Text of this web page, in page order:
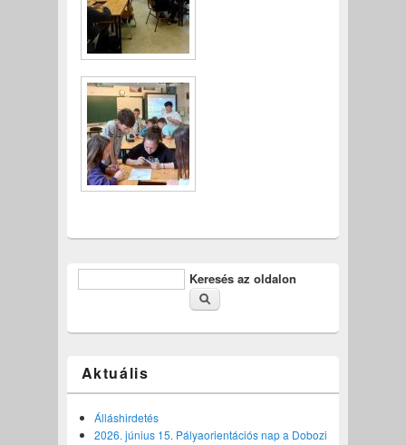
Keresés űrlapKeresés az oldalon
Aktuális
Álláshirdetés
2026. június 15. Pályaorientációs nap a Dobozi